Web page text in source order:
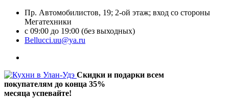
Пр. Автомобилистов, 19; 2-ой этаж; вход со стороны
Мегатехники
с 09:00 до 19:00 (без выходных)
Bellucci.uu@ya.ru
Скидки и подарки всем
покупателям до конца 35%
месяца успевайте!